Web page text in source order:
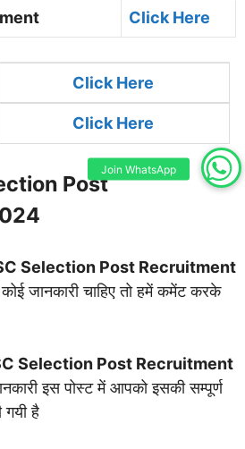
Click Here
Click Here
Click Here
Post
Selection Post Recruitment
जानकारी चाहिए तो हमें कमेंट करके
Selection Post Recruitment
इस पोस्ट में आपको इसकी सम्पूर्ण
गयी है
Join WhatsApp